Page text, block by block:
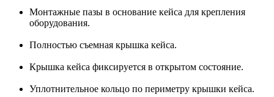
Монтажные пазы в основание кейса для крепления
оборудования.
Полностью съемная крышка кейса.
Крышка кейса фиксируется в открытом состояние.
Уплотнительное кольцо по периметру крышки кейса.